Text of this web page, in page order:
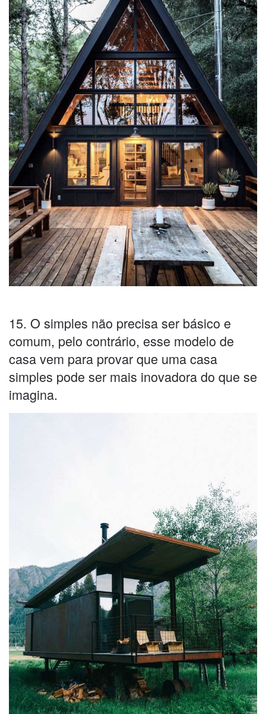
15. O simples não precisa ser básico e
comum, pelo contrário, esse modelo de
casa vem para provar que uma casa
simples pode ser mais inovadora do que se
imagina.